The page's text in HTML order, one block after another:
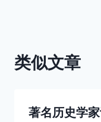
类似文章
著名历史学